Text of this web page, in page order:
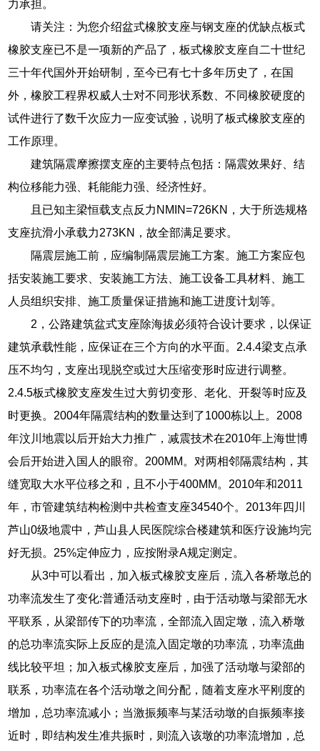
力承担。
请关注：为您介绍盆式橡胶支座与钢支座的优缺点板式
橡胶支座已不是一项新的产品了，板式橡胶支座自二十世纪
三十年代国外开始研制，至今已有七十多年历史了，在国
外，橡胶工程界权威人士对不同形状系数、不同橡胶硬度的
试件进行了数千次应力一应变试验，说明了板式橡胶支座的
工作原理。
建筑隔震摩擦摆支座的主要特点包括：隔震效果好、结
构位移能力强、耗能能力强、经济性好。
且已知主梁恒载支点反力NMIN=726KN，大于所选规格
支座抗滑小承载力273KN，故全部满足要求。
隔震层施工前，应编制隔震层施工方案。施工方案应包
括安装施工要求、安装施工方法、施工设备工具材料、施工
人员组织安排、施工质量保证措施和施工进度计划等。
2，公路建筑盆式支座除海拔必须符合设计要求，以保证
建筑承载性能，应保证在三个方向的水平面。2.4.4梁支点承
压不均匀，支座出现脱空或过大压缩变形时应进行调整。
2.4.5板式橡胶支座发生过大剪切变形、老化、开裂等时应及
时更换。2004年隔震结构的数量达到了1000栋以上。2008
年汶川地震以后开始大力推广，减震技术在2010年上海世博
会后开始进入国人的眼帘。200MM。对两相邻隔震结构，其
缝宽取大水平位移之和，且不小于400MM。2010年和2011
年，市管建筑结构检测中共检查支座34540个。2013年四川
芦山0级地震中，芦山县人民医院综合楼建筑和医疗设施均完
好无损。25%定伸应力，应按附录A规定测定。
从3中可以看出，加入板式橡胶支座后，流入各桥墩总的
功率流发生了变化:普通活动支座时，由于活动墩与梁部无水
平联系，从梁部传下的功率流，全部流入固定墩，流入桥墩
的总功率流实际上反应的是流入固定墩的功率流，功率流曲
线比较平坦；加入板式橡胶支座后，加强了活动墩与梁部的
联系，功率流在各个活动墩之间分配，随着支座水平刚度的
增加，总功率流减小；当激振频率与某活动墩的自振频率接
近时，即结构发生准共振时，则流入该墩的功率流增加，总